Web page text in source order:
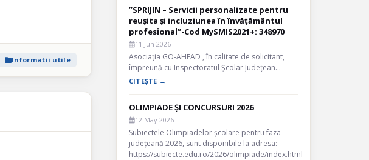
Informatii utile
”SPRIJIN – Servicii personalizate pentru
reușita și incluziunea în învățământul
profesional”-Cod MySMIS2021+: 348970
11 Jun 2026
Asociația GO-AHEAD , în calitate de solicitant,
împreună cu Inspectoratul Școlar Județean…
CITEȘTE →
OLIMPIADE ȘI CONCURSURI 2026
12 May 2026
Subiectele Olimpiadelor școlare pentru faza
județeană 2026, sunt disponibile la adresa:
https://subiecte.edu.ro/2026/olimpiade/index.html